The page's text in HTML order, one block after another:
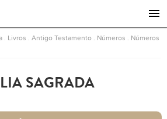
Livros .Antigo Testamento Números
Números
SAGRADA